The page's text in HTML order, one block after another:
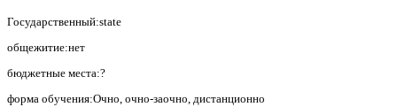
Государственный:state
общежитие:нет
бюджетные места:?
форма обучения:Очно, очно-заочно, дистанционно